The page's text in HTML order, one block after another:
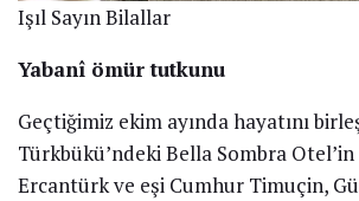
Işıl Sayın Bilallar
Yabanî ömür tutkunu
Geçtiğimiz ekim ayında hayatını
Türkbükü’ndeki Bella Sombra Otel’in
Ercantürk ve eşi Cumhur Timuçin,